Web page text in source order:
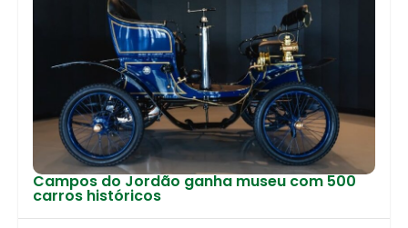
Campos do Jordão ganha museu com 500
carros históricos